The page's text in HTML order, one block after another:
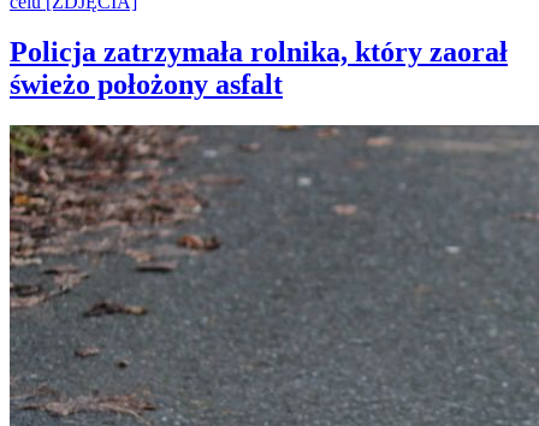
Policja zatrzymała rolnika, który zaorał
świeżo położony asfalt